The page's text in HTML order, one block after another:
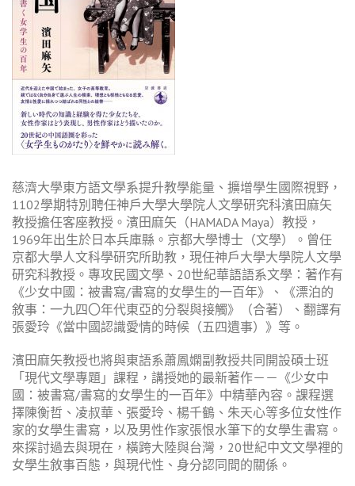
慈濟大學東方語文學系提升教學能量、擴增學生國際視野，
1102學期特別聘任神戶大學大學院人文學研究科濱田麻矢
教授擔任客座教授。濱田麻矢（HAMADA Maya）教授，
1969年出生於日本兵庫縣。京都大學博士（文學）。曾任
京都大學人文科學研究所助教，現任神戶大學大學院人文學
研究科教授。專攻民國文學、20世紀華語語系文學：著作有
《少女中國：被書寫/書寫的女學生的一百年》、《漂泊的
敘事：一九四〇年代東亞的分裂與接觸》（合著）、翻譯有
張愛玲《當中國認識愛情的時候（五四遺事）》等。
濱田麻矢教授也將與東語系蕭鳳嫻副教授共同開設碩士班
「現代文學專題」課程，講授她的最新著作－－《少女中
國：被書寫/書寫的女學生的一百年》中精華內容。課程選
擇陳衡哲、凌叔華、張愛玲、楊千鶴、朱天心等多位女性作
家的女學生書寫，以及男性作家張恨水筆下的女學生書寫。
來探討過去與現在，橫跨大陸與台灣，20世紀中文文學裡的
女學生敘事百態，與現代性、身分認同間的關係。